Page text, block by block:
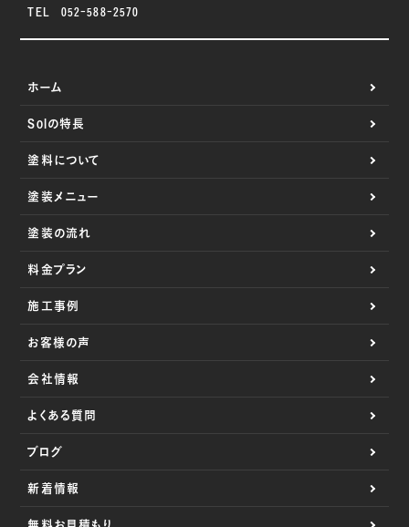
TEL 052-588-2570
ホーム
Solの特長
塗料について
塗装メニュー
塗装の流れ
料金プラン
施工事例
お客様の声
会社情報
よくある質問
ブログ
新着情報